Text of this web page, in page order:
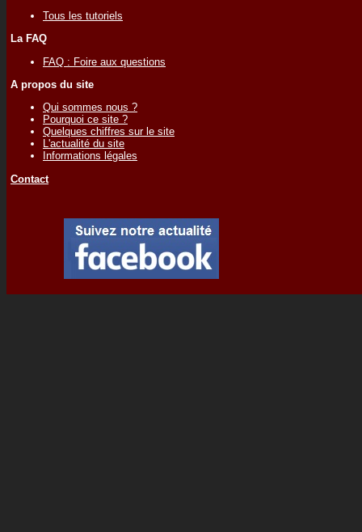
Tous les tutoriels
La FAQ
FAQ : Foire aux questions
A propos du site
Qui sommes nous ?
Pourquoi ce site ?
Quelques chiffres sur le site
L'actualité du site
Informations légales
Contact